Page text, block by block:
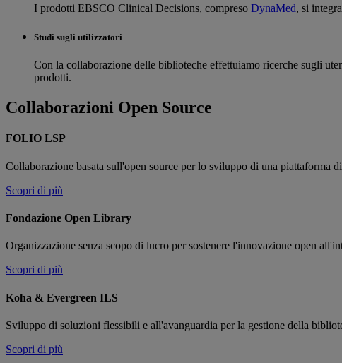
I prodotti EBSCO Clinical Decisions, compreso DynaMed, si
Studi sugli utilizzatori
Con la collaborazione delle biblioteche effettuiamo ricerche sugli
prodotti.
Collaborazioni Open Source
FOLIO LSP
Collaborazione basata sull'open source per lo sviluppo di una piattaforma
Scopri di più
Fondazione Open Library
Organizzazione senza scopo di lucro per sostenere l'innovazione open
Scopri di più
Koha & Evergreen ILS
Sviluppo di soluzioni flessibili e all'avanguardia per la gestione della
Scopri di più